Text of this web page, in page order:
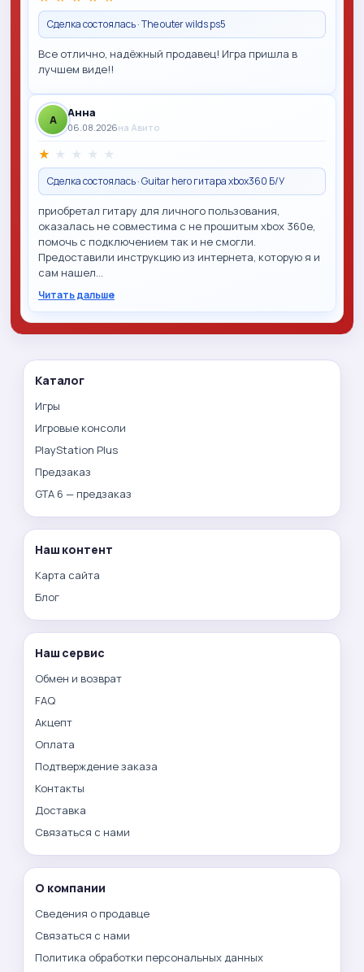
Сделка состоялась · The outer wilds ps5
Все отлично, надёжный продавец! Игра пришла в
лучшем виде!!
A Анна
06.08.2026на Авито
★ ★ ★ ★ ★
Сделка состоялась · Guitar hero гитара xbox360 Б/У
приобретал гитару для личного пользования,
оказалась не совместима с не прошитым xbox 360e,
помочь с подключением так и не смогли.
Предоставили инструкцию из интернета, которую я и
сам нашел…
Читать дальше
Каталог
Игры
Игровые консоли
PlayStation Plus
Предзаказ
GTA 6 — предзаказ
Наш контент
Карта сайта
Блог
Наш сервис
Обмен и возврат
FAQ
Акцепт
Оплата
Подтверждение заказа
Контакты
Доставка
Связаться с нами
О компании
Сведения о продавце
Связаться с нами
Политика обработки персональных данных